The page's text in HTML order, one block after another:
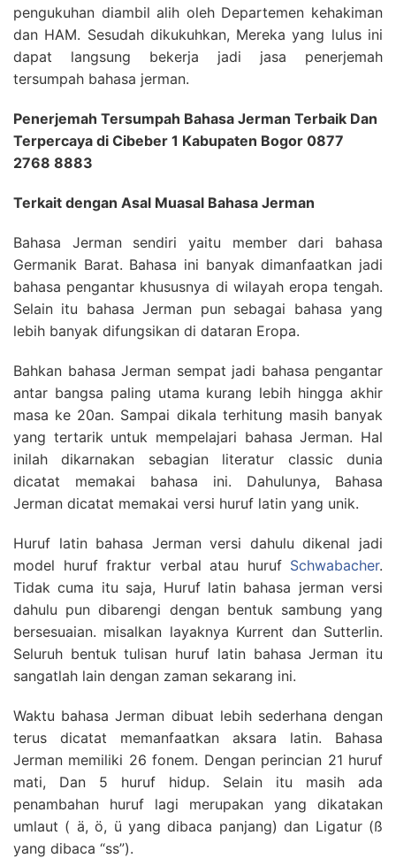
pengukuhan diambil alih oleh Departemen kehakiman
dan HAM. Sesudah dikukuhkan, Mereka yang lulus ini
dapat langsung bekerja jadi jasa penerjemah
tersumpah bahasa jerman.
Penerjemah Tersumpah Bahasa Jerman Terbaik Dan
Terpercaya di Cibeber 1 Kabupaten Bogor 0877
2768 8883
Terkait dengan Asal Muasal Bahasa Jerman
Bahasa Jerman sendiri yaitu member dari bahasa
Germanik Barat. Bahasa ini banyak dimanfaatkan jadi
bahasa pengantar khususnya di wilayah eropa tengah.
Selain itu bahasa Jerman pun sebagai bahasa yang
lebih banyak difungsikan di dataran Eropa.
Bahkan bahasa Jerman sempat jadi bahasa pengantar
antar bangsa paling utama kurang lebih hingga akhir
masa ke 20an. Sampai dikala terhitung masih banyak
yang tertarik untuk mempelajari bahasa Jerman. Hal
inilah dikarnakan sebagian literatur classic dunia
dicatat memakai bahasa ini. Dahulunya, Bahasa
Jerman dicatat memakai versi huruf latin yang unik.
Huruf latin bahasa Jerman versi dahulu dikenal jadi
model huruf fraktur verbal atau huruf Schwabacher.
Tidak cuma itu saja, Huruf latin bahasa jerman versi
dahulu pun dibarengi dengan bentuk sambung yang
bersesuaian. misalkan layaknya Kurrent dan Sutterlin.
Seluruh bentuk tulisan huruf latin bahasa Jerman itu
sangatlah lain dengan zaman sekarang ini.
Waktu bahasa Jerman dibuat lebih sederhana dengan
terus dicatat memanfaatkan aksara latin. Bahasa
Jerman memiliki 26 fonem. Dengan perincian 21 huruf
mati, Dan 5 huruf hidup. Selain itu masih ada
penambahan huruf lagi merupakan yang dikatakan
umlaut ( ä, ö, ü yang dibaca panjang) dan Ligatur (ß
yang dibaca “ss”).